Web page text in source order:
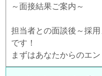
～面接結果ご案内～
担当者との面談後～採
です！
まずはあなたからのエ